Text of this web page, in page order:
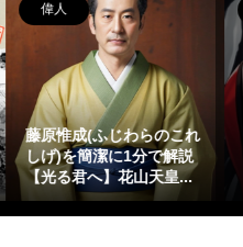
女性
藤原繁子をわかりやすく1
分で解説【光る君へ】懐
仁親王(一条天皇)の乳母